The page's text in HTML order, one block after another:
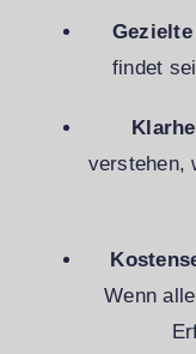
findet
verstehen,
Wenn